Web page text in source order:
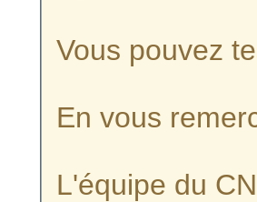
Vous pouvez
En vous
L'équipe du